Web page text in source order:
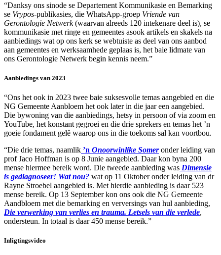
“Danksy ons sinode se Departement Kommunikasie en Bemarking
se Vrypos-publikasies, die WhatsApp-groep Vriende van
Gerontologie Netwerk(waarvan alreeds 120 intekenare deel is), se
kommunikasie met ringe en gemeentes asook artikels en skakels na
aanbiedings wat op ons kerk se webtuiste as deel van ons aanbod
aan gemeentes en werksaamhede geplaas is, het baie lidmate van
ons Gerontologie Netwerk begin kennis neem.”
Aanbiedings van 2023
“Ons het ook in 2023 twee baie suksesvolle temas aangebied en die
NG Gemeente Aanbloem het ook later in die jaar een aangebied.
Die bywoning van die aanbiedings, hetsy in persoon of via zoom en
YouTube, het konstant gegroei en die drie sprekers en temas het ’n
goeie fondament gelê waarop ons in die toekoms sal kan voortbou.
“Die drie temas, naamlik ’n Onoorwinlike Someronder leiding van
prof Jaco Hoffman is op 8 Junie aangebied. Daar kon byna 200
mense hiermee bereik word. Die tweede aanbieding was Dimensie
is gediagnoseer! Wat nou? wat op 11 Oktober onder leiding van dr
Rayne Stroebel aangebied is. Met hierdie aanbieding is daar 523
mense bereik. Op 13 September kon ons ook die NG Gemeente
Aandbloem met die bemarking en verversings van hul aanbieding,
Die verwerking van verlies en trauma. Letsels van die verlede,
ondersteun. In totaal is daar 450 mense bereik.”
Inligtingsvideo